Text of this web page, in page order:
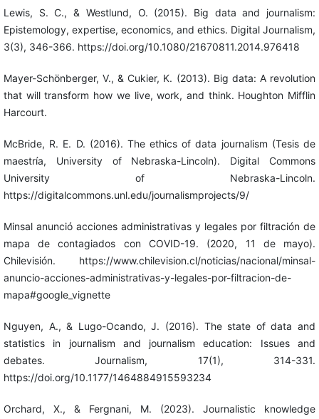
Lewis, S. C., & Westlund, O. (2015). Big data and journalism:
Epistemology, expertise, economics, and ethics. Digital Journalism,
3(3), 346-366. https://doi.org/10.1080/21670811.2014.976418
Mayer-Schönberger, V., & Cukier, K. (2013). Big data: A revolution
that will transform how we live, work, and think. Houghton Mifflin
Harcourt.
McBride, R. E. D. (2016). The ethics of data journalism (Tesis de
maestría, University of Nebraska-Lincoln). Digital Commons
University of Nebraska-Lincoln.
https://digitalcommons.unl.edu/journalismprojects/9/
Minsal anunció acciones administrativas y legales por filtración de
mapa de contagiados con COVID-19. (2020, 11 de mayo).
Chilevisión. https://www.chilevision.cl/noticias/nacional/minsal-
anuncio-acciones-administrativas-y-legales-por-filtracion-de-
mapa#google_vignette
Nguyen, A., & Lugo-Ocando, J. (2016). The state of data and
statistics in journalism and journalism education: Issues and
debates. Journalism, 17(1), 314-331.
https://doi.org/10.1177/1464884915593234
Orchard, X., & Fergnani, M. (2023). Journalistic knowledge